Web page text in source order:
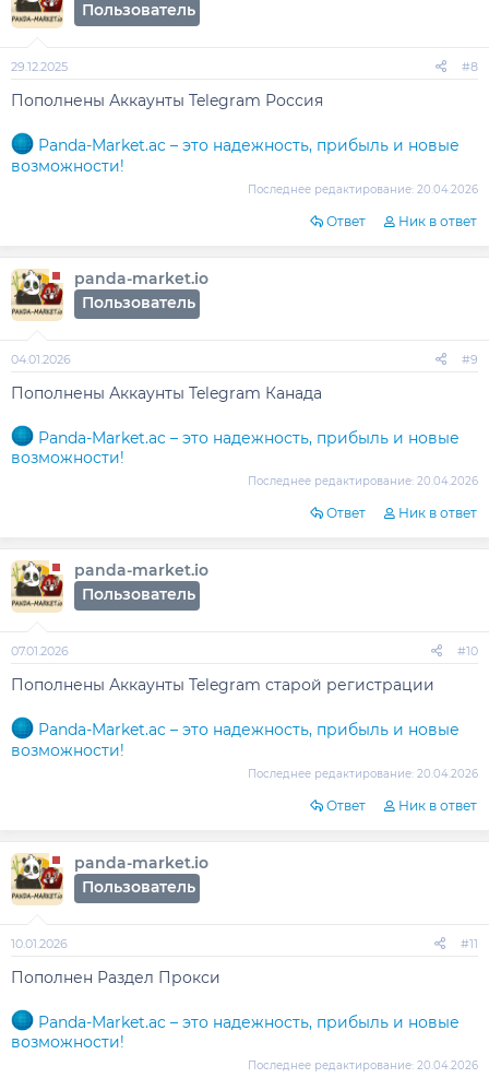
Пользователь
29.12.2025 #8
Пополнены Аккаунты Telegram Россия
Panda-Market.ac – это надежность, прибыль и новые
возможности!
Последнее редактирование: 20.04.2026
Ответ Ник в ответ
panda-market.io
Пользователь
04.01.2026 #9
Пополнены Аккаунты Telegram Канада
Panda-Market.ac – это надежность, прибыль и новые
возможности!
Последнее редактирование: 20.04.2026
Ответ Ник в ответ
panda-market.io
Пользователь
07.01.2026 #10
Пополнены Аккаунты Telegram старой регистрации
Panda-Market.ac – это надежность, прибыль и новые
возможности!
Последнее редактирование: 20.04.2026
Ответ Ник в ответ
panda-market.io
Пользователь
10.01.2026 #11
Пополнен Раздел Прокси
Panda-Market.ac – это надежность, прибыль и новые
возможности!
Последнее редактирование: 20.04.2026